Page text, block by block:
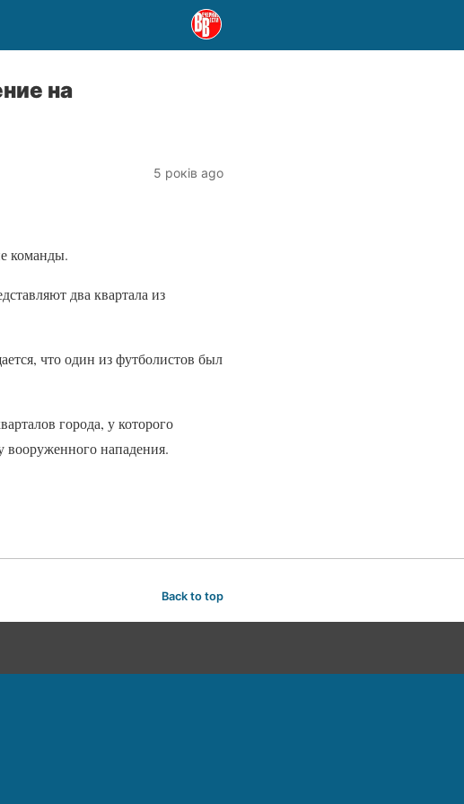
на
5 років ago
команды.
два квартала из
что один из футболистов был
города, у которого
вооруженного нападения.
Back to top